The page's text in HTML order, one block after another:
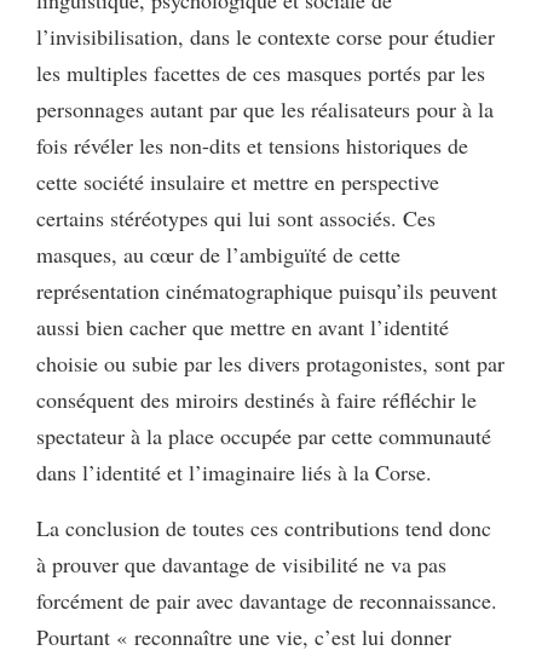
l’invisibilisation, dans le contexte corse pour étudier
les multiples facettes de ces masques portés par les
personnages autant par que les réalisateurs pour à la
fois révéler les non-dits et tensions historiques de
cette société insulaire et mettre en perspective
certains stéréotypes qui lui sont associés. Ces
masques, au cœur de l’ambiguïté de cette
représentation cinématographique puisqu’ils peuvent
aussi bien cacher que mettre en avant l’identité
choisie ou subie par les divers protagonistes, sont par
conséquent des miroirs destinés à faire réfléchir le
spectateur à la place occupée par cette communauté
dans l’identité et l’imaginaire liés à la Corse.
La conclusion de toutes ces contributions tend donc
à prouver que davantage de visibilité ne va pas
forcément de pair avec davantage de reconnaissance.
Pourtant « reconnaître une vie, c’est lui donner